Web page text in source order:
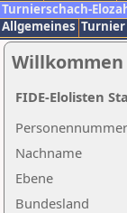
Turnierschach-
Allgemeines Turnier
Willkommen
Nachname
Ebene
Personennummer
Bundesland
FIDE-Elolisten